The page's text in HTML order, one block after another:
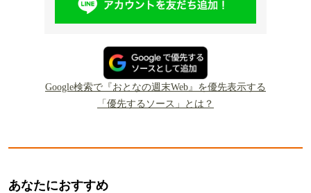
Google検索で『おとなの週末Web』を優先表示する
「優先するソース」とは？
あなたにおすすめ